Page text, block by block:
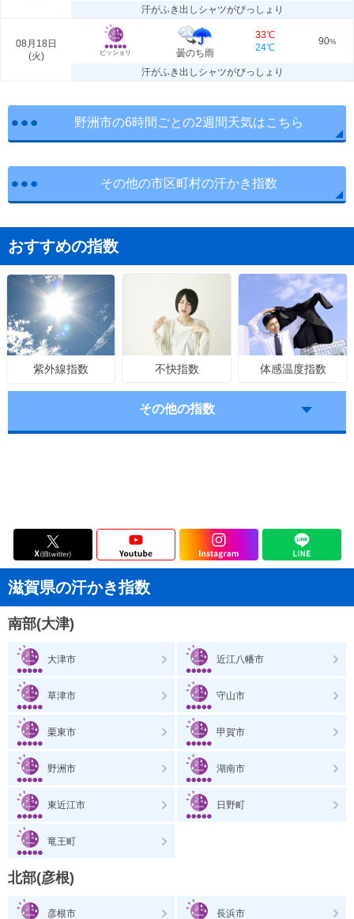
汗がふき出しシャツがびっしょり
08月18日
(火) ビッショリ 曇のち雨
33℃
24℃
90%
汗がふき出しシャツがびっしょり
野洲市の6時間ごとの2週間天気はこちら
その他の市区町村の汗かき指数
おすすめの指数
紫外線指数 不快指数 体感温度指数
その他の指数
滋賀県の汗かき指数
南部(大津)
大津市 近江八幡市
草津市 守山市
栗東市 甲賀市
野洲市 湖南市
東近江市 日野町
竜王町
北部(彦根)
彦根市 長浜市